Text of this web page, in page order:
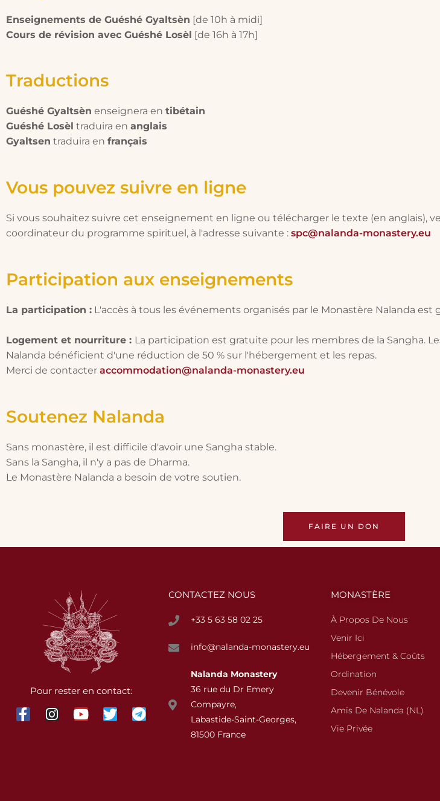
Enseignements de Guéshé Gyaltsèn [de 10h à midi]
Cours de révision avec Guéshé Losèl [de 16h à 17h]
Traductions
Guéshé Gyaltsèn enseignera en tibétain
Guéshé Losèl traduira en anglais
Gyaltsen traduira en français
Vous pouvez suivre en ligne
Si vous souhaitez suivre cet enseignement en ligne ou télécharger le texte (en anglais),
coordinateur du programme spirituel, à l'adresse suivante : spc@nalanda-monastery.eu
Participation aux enseignements
La participation : L'accès à tous les événements organisés par le Monastère Nalanda est
Logement et nourriture : La participation est gratuite pour les membres de la Sangha.
Nalanda bénéficient d'une réduction de 50 % sur l'hébergement et les repas.
Merci de contacter accommodation@nalanda-monastery.eu
Soutenez Nalanda
Sans monastère, il est difficile d'avoir une Sangha stable.
Sans la Sangha, il n'y a pas de Dharma.
Le Monastère Nalanda a besoin de votre soutien.
FAIRE UN DON
Pour rester en contact:
CONTACTEZ NOUS
+33 5 63 58 02 25
info@nalanda-monastery.eu
Nalanda Monastery
36 rue du Dr Emery
Compayre,
Labastide-Saint-Georges,
81500 France
MONASTÈRE
À Propos De Nous
Venir Ici
Hébergement & Coûts
Ordination
Devenir Bénévole
Amis De Nalanda (NL)
Vie Privée